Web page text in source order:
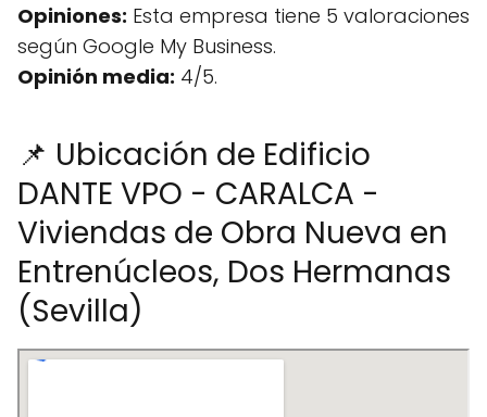
Opiniones: Esta empresa tiene 5 valoraciones
según Google My Business.
Opinión media: 4/5.
📌 Ubicación de Edificio
DANTE VPO - CARALCA -
Viviendas de Obra Nueva en
Entrenúcleos, Dos Hermanas
(Sevilla)